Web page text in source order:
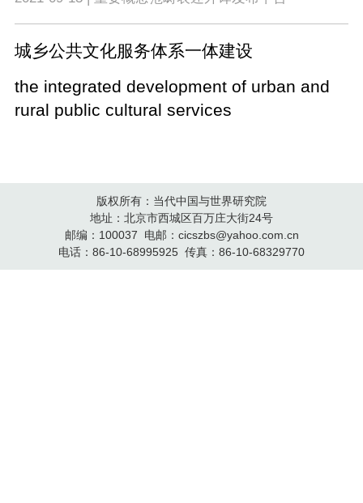
城乡公共文化服务体系一体建设
the integrated development of urban and
rural public cultural services
版权所有：当代中国与世界研究院
地址：北京市西城区百万庄大街24号
邮编：100037 电邮：cicszbs@yahoo.com.cn
电话：86-10-68995925 传真：86-10-68329770